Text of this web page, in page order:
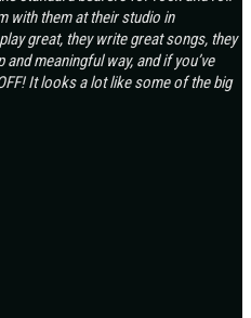
with them at their studio in
great, they write great songs, they
meaningful way, and if you’ve
It looks a lot like some of the big